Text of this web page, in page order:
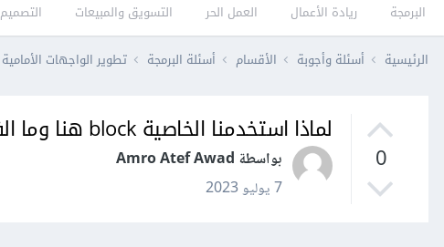
البرمجة ريادة الأعمال العمل الحر التسويق والمبيعات التصميم
الرئيسية أسئلة وأجوبة الأقسام أسئلة البرمجة تطوير الواجهات الأمامية
0
لماذا استخدمنا الخاصية block هنا وما الفرق بين block و inline-block؟
بواسطة Amro Atef Awad
7 يوليو 2023